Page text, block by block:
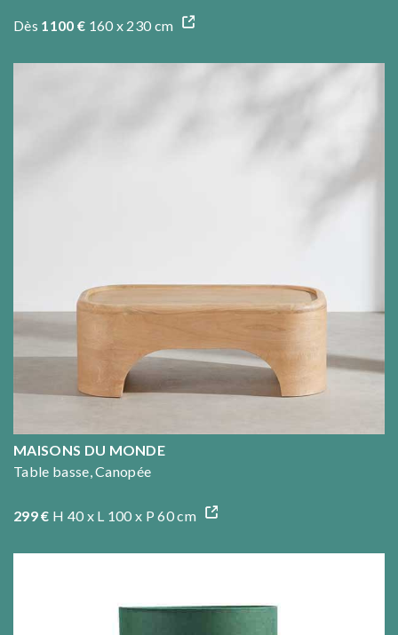
Dès 1100 € 160 x 230 cm
MAISONS DU MONDE
Table basse, Canopée
299 € H 40 x L 100 x P 60 cm